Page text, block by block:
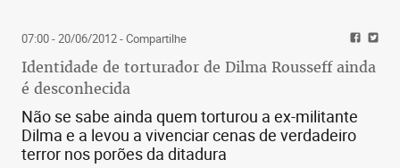
07:00 - 20/06/2012- Compartilhe
Identidade de torturador de Dilma Rousseff ainda
é desconhecida
Não se sabe ainda quem torturou a ex-militante
Dilma e a levou a vivenciar cenas de verdadeiro
terror nos porões da ditadura